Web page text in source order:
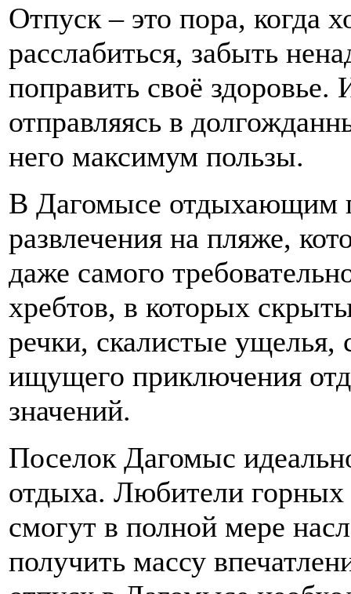
Отпуск – это пора, когда
расслабиться, забыть
поправить своё
отправляясь в
него максимум пользы.
В Дагомысе отдыхающим
развлечения на пляже,
даже самого
хребтов, в которых
речки, скалистые ущелья,
ищущего приключения
значений.
Поселок Дагомыс
отдыха. Любители
смогут в полной мере
получить массу